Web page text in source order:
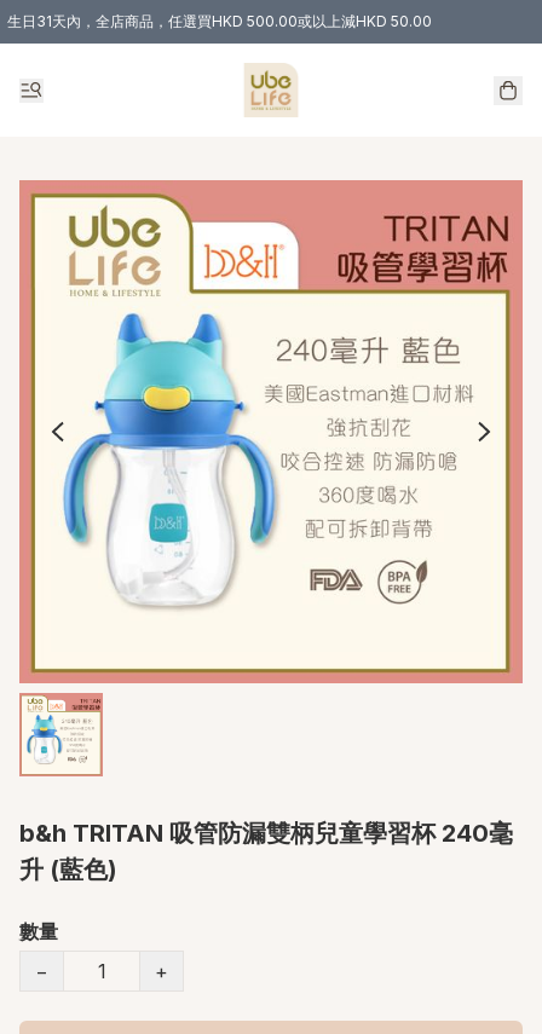
生日31天內，全店商品，任選買HKD 500.00或以上減HKD 50.00
購物滿 HKD 300.00即享免運費優惠！（適用於 特定的送貨方式 )
b&h TRITAN 吸管防漏雙柄兒童學習杯 240毫
升 (藍色)
數量
−
+